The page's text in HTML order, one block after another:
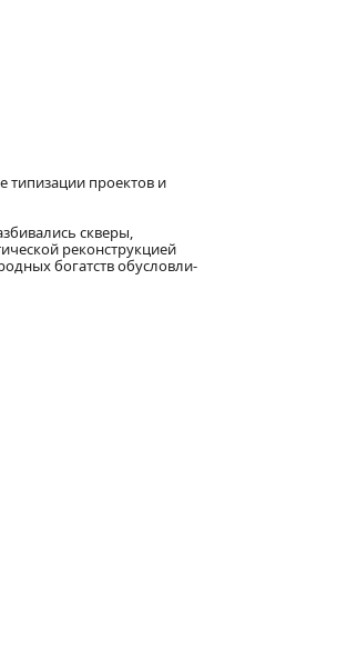
типизации проектов и
скверы,
реконструкцией
богатств обусловли-